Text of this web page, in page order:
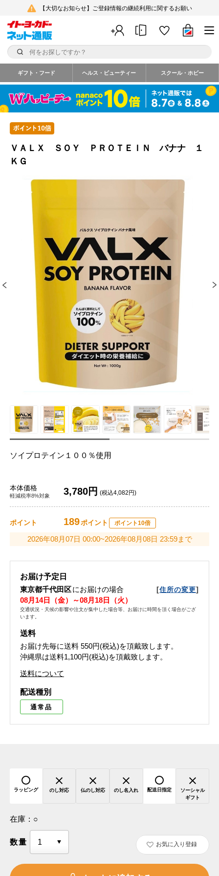
【大切なお知らせ】ご登録情報の継続利用に関するお願い
ギフト・フード ヘルス・ビューティー スクール・ホビー
ＶＡＬＸ ＳＯＹ ＰＲＯＴＥＩＮ バナナ １
ＫＧ
ソイプロテイン１００％使用
本体価格
軽減税率8%対象 3,780円 (税込4,082円)
ポイント 189ポイント ポイント10倍
2026年08月07日 00:00~2026年08月08日 23:59まで
お届け予定日
東京都千代田区にお届けの場合 [住所の変更]
08月14日（金）～08月18日（火）
交通状況・天候の影響や注文が集中した場合等、お届けに時間を頂く場合がござ
います。
送料
お届け先毎に送料 550円(税込)を頂戴致します。
沖縄県は送料1,100円(税込)を頂戴致します。
送料について
配送種別
通常品
ラッピング のし対応 仏のし対応 のし名入れ 配送日指定
ソーシャル
ギフト
在庫： ○
数量 お気に入り登録